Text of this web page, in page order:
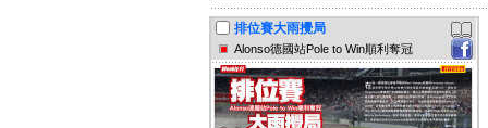
排位賽大雨攪局
Alonso德國站Pole to Win順利奪冠